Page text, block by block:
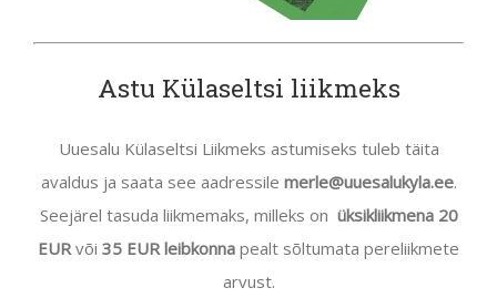
Astu Külaseltsi liikmeks
Uuesalu Külaseltsi Liikmeks astumiseks tuleb täita
avaldus ja saata see aadressile merle@uuesalukyla.ee.
Seejärel tasuda liikmemaks, milleks on üksikliikmena 20
EURvõi 35 EUR leibkonna pealt sõltumata pereliikmete
arvust.